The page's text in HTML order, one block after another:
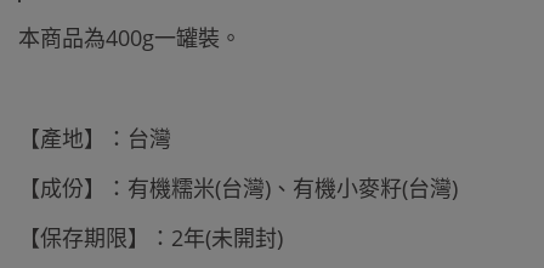
本商品為400g一罐裝。
【產地】：台灣
【成份】：有機糯米(台灣)、有機小麥籽(台灣)
【保存期限】：2年(未開封)